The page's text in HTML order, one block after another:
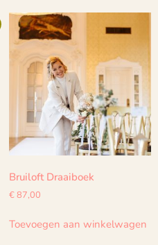
Bruiloft Draaiboek
€87,00
Toevoegen aan winkelwagen